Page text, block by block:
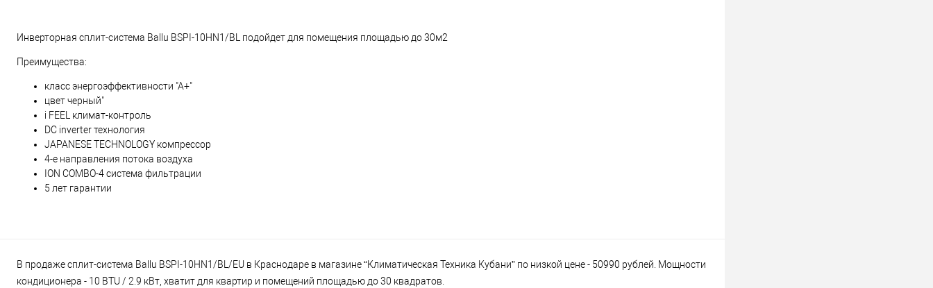
Инверторная сплит-система Ballu BSPI-10HN1/BL подойдет для помещения площадью до 30м2
Преимущества:
класс энергоэффективности "А+"
цвет черный"
i FEEL климат-контроль
DC inverter технология
JAPANESE TECHNOLOGY компрессор
4-е направления потока воздуха
ION COMBO-4 система фильтрации
5 лет гарантии
В продаже сплит-система Ballu BSPI-10HN1/BL/EU в Краснодаре в магазине “Климатическая Техника Кубани” по низкой цене - 50990 рублей. Мощности
кондиционера - 10 BTU / 2.9 кВт, хватит для квартир и помещений площадью до 30 квадратов.